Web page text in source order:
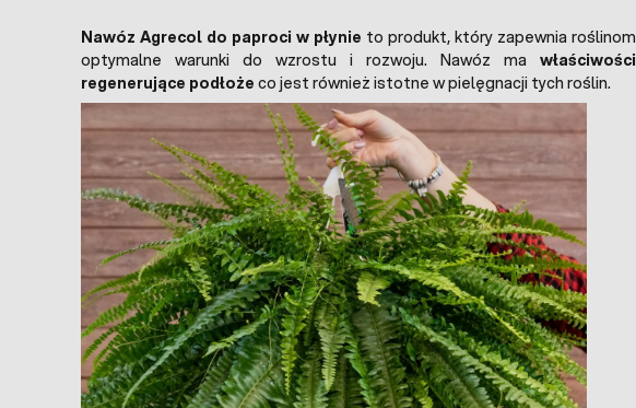
Nawóz Agrecol do paproci w płynie to produkt, który zapewnia roślinom
optymalne warunki do wzrostu i rozwoju. Nawóz mawłaściwości
regenerujące podłoże co jest również istotne w pielęgnacji tych roślin.